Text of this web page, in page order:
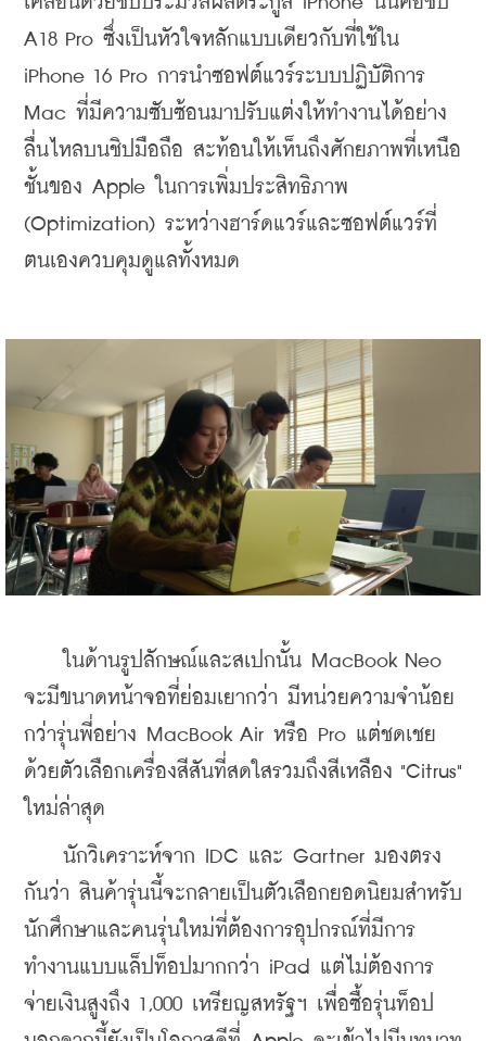
A18 Pro ซึ่งเป็นหัวใจหลักแบบเดียวกับที่ใช้ใน
iPhone 16 Pro การนำซอฟต์แวร์ระบบปฏิบัติการ
Mac ที่มีความซับซ้อนมาปรับแต่งให้ทำงานได้อย่าง
ลื่นไหลบนชิปมือถือ สะท้อนให้เห็นถึงศักยภาพที่เหนือ
ชั้นของ Apple ในการเพิ่มประสิทธิภาพ
(Optimization) ระหว่างฮาร์ดแวร์และซอฟต์แวร์ที่
ตนเองควบคุมดูแลทั้งหมด
ในด้านรูปลักษณ์และสเปกนั้น MacBook Neo
จะมีขนาดหน้าจอที่ย่อมเยากว่า มีหน่วยความจำน้อย
กว่ารุ่นพี่อย่าง MacBook Air หรือ Pro แต่ชดเชย
ด้วยตัวเลือกเครื่องสีสันที่สดใสรวมถึงสีเหลือง "Citrus"
ใหม่ล่าสุด
นักวิเคราะห์จาก IDC และ Gartner มองตรง
กันว่า สินค้ารุ่นนี้จะกลายเป็นตัวเลือกยอดนิยมสำหรับ
นักศึกษาและคนรุ่นใหม่ที่ต้องการอุปกรณ์ที่มีการ
ทำงานแบบแล็ปท็อปมากกว่า iPad แต่ไม่ต้องการ
จ่ายเงินสูงถึง 1,000 เหรียญสหรัฐฯ เพื่อซื้อรุ่นท็อป